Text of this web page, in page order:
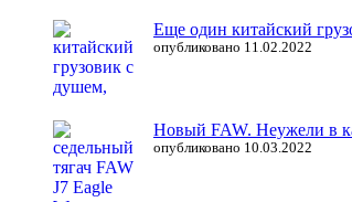
Еще один китайский
опубликовано 11.02.2022
Новый FAW. Неужели в
опубликовано 10.03.2022